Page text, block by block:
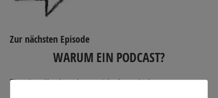
Zur nächsten Episode
WARUM EIN PODCAST?
Ein weiterer Kanal zum Lernen wird aufgemacht. In unseren